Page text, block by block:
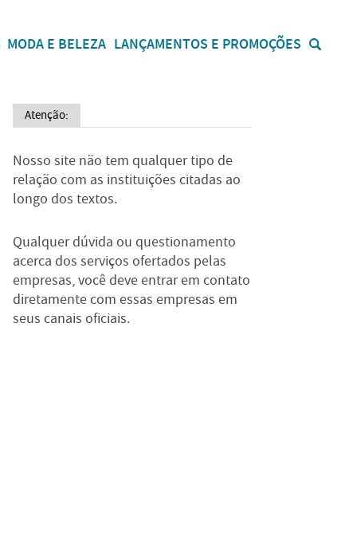
MODA E BELEZA LANÇAMENTOS E PROMOÇÕES
Atenção:
Nosso site não tem qualquer tipo de
relação com as instituições citadas ao
longo dos textos.
Qualquer dúvida ou questionamento
acerca dos serviços ofertados pelas
empresas, você deve entrar em contato
diretamente com essas empresas em
seus canais oficiais.